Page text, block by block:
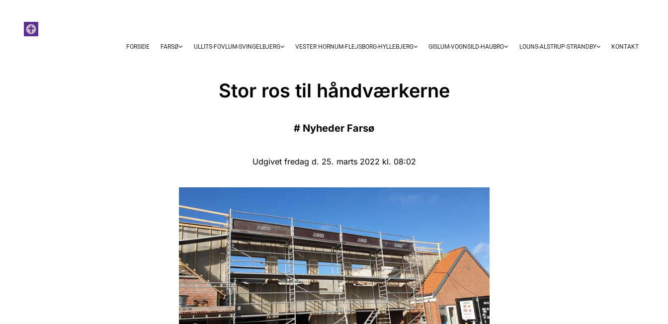
FORSIDE FARSØ ULLITS-FOVLUM-SVINGELBJERG VESTER HORNUM-FLEJSBORG-HYLLEBJERG GISLUM-VOGNSILD-HAUBRO LOUNS-ALSTRUP-STRANDBY KONTAKT
Stor ros til håndværkerne
# Nyheder Farsø
Udgivet fredag d. 25. marts 2022 kl. 08:02